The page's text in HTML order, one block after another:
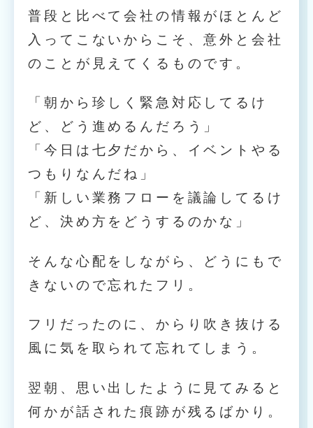
普段と比べて会社の情報がほとんど
入ってこないからこそ、意外と会社
のことが見えてくるものです。
「朝から珍しく緊急対応してるけ
ど、どう進めるんだろう」
「今日は七夕だから、イベントやる
つもりなんだね」
「新しい業務フローを議論してるけ
ど、決め方をどうするのかな」
そんな心配をしながら、どうにもで
きないので忘れたフリ。
フリだったのに、からり吹き抜ける
風に気を取られて忘れてしまう。
翌朝、思い出したように見てみると
何かが話された痕跡が残るばかり。